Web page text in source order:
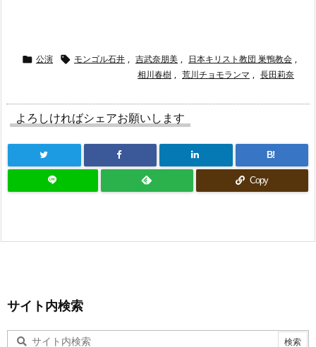
 公演  モンゴル石井 , 吉武奈朋美 , 日本キリスト教団 巣鴨教会 ,
相川春樹 , 荒川チョモランマ , 長田莉奈
よろしければシェアお願いします
B!
Copy
サイト内検索